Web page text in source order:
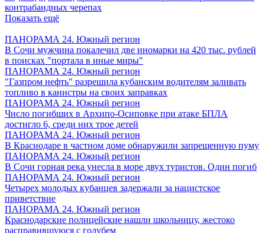
контрабандных черепах
Показать ещё
ПАНОРАМА 24. Южный регион
В Сочи мужчина покалечил две иномарки на 420 тыс. рублей
в поисках "портала в иные миры"
ПАНОРАМА 24. Южный регион
"Газпром нефть" разрешила кубанским водителям заливать
топливо в канистры на своих заправках
ПАНОРАМА 24. Южный регион
Число погибших в Архипо-Осиповке при атаке БПЛА
достигло 6, среди них трое детей
ПАНОРАМА 24. Южный регион
В Краснодаре в частном доме обнаружили запрещенную пуму
ПАНОРАМА 24. Южный регион
В Сочи горная река унесла в море двух туристов. Один погиб
ПАНОРАМА 24. Южный регион
Четырех молодых кубанцев задержали за нацистское
приветствие
ПАНОРАМА 24. Южный регион
Краснодарские полицейские нашли школьницу, жестоко
расправившуюся с голубем